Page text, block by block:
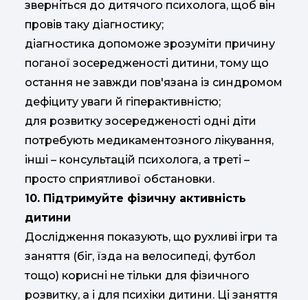
зверніться до дитячого психолога, щоб він
провів таку діагностику;
діагностика допоможе зрозуміти причину
поганої зосередженості дитини, тому що
остання не завжди пов'язана із синдромом
дефіциту уваги й гіперактивністю;
для розвитку зосередженості одні діти
потребують медикаментозного лікування,
інші – консультацій психолога, а треті –
просто сприятливої обстановки.
10. Підтримуйте фізичну активність
дитини
Дослідження показують, що рухливі ігри та
заняття (біг, їзда на велосипеді, футбол
тощо) корисні не тільки для фізичного
розвитку, а і для психіки дитини. Ці заняття